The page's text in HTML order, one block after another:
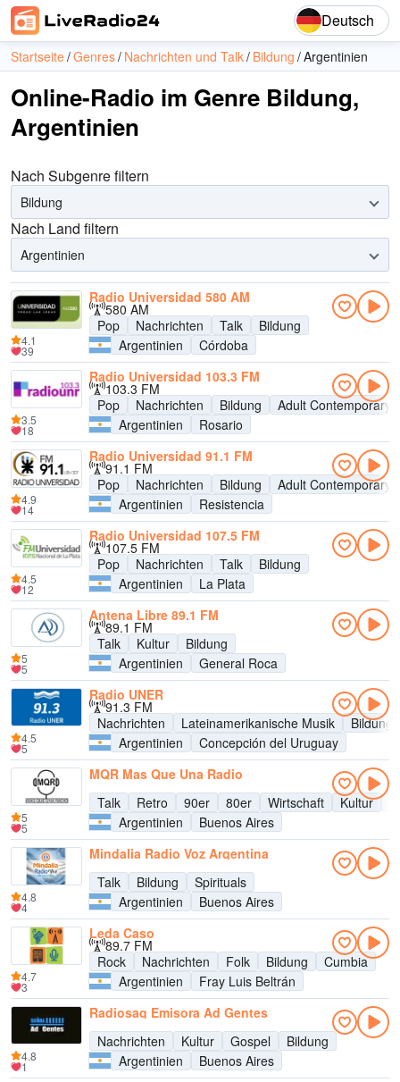
Deutsch
Startseite Genres Nachrichten und Talk Bildung Argentinien
Online-Radio im Genre Bildung,
Argentinien
Nach Subgenre filtern
Bildung
Nach Land filtern
Argentinien
Radio Universidad 580 AM
580 AM
Pop
Nachrichten Talk
Bildung
Argentinien
Córdoba
4.1
39
Radio Universidad 103.3 FM
103.3 FM
Pop
Nachrichten Bildung
Adult Contemporary
Argentinien
Rosario
3.5
18
Radio Universidad 91.1 FM
91.1 FM
Pop
Nachrichten Bildung
Adult Contemporary
Argentinien
Resistencia
4.9
14
Radio Universidad 107.5 FM
107.5 FM
Pop
Nachrichten Talk
Bildung
Argentinien
La Plata
4.5
12
Antena Libre 89.1 FM
89.1 FM
Talk
Kultur
Bildung
Argentinien
General Roca
5
5
Radio UNER
91.3 FM
Nachrichten
Lateinamerikanische Musik
Bildung
Argentinien
Concepción del Uruguay
4.5
5
MQR Mas Que Una Radio
Talk
Retro 90er 80er Wirtschaft Kultur
Argentinien
Buenos Aires
5
5
Mindalia Radio Voz Argentina
Talk
Bildung
Spirituals
Argentinien
Buenos Aires
4.8
4
Leda Caso
89.7 FM
Rock
Nachrichten Folk Bildung
Cumbia
Argentinien
Fray Luis Beltrán
4.7
3
Radiosag Emisora Ad Gentes
Nachrichten
Kultur Gospel
Bildung
Argentinien
Buenos Aires
4.8
1